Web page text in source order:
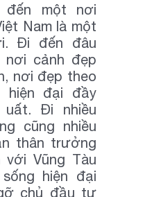
đến một nơi
Nam là một
Đi đến đâu
nơi cảnh đẹp
nơi đẹp theo
hiện đại đầy
uất. Đi nhiều
cũng nhiều
thân trưởng
Vũng Tàu
hiện đại
chủ đầu tư